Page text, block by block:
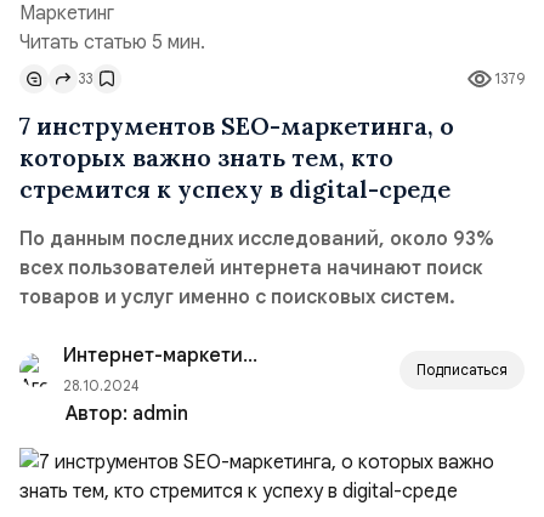
Маркетинг
Читать статью 5 мин.
1379
33
7 инструментов SEO-маркетинга, о
которых важно знать тем, кто
стремится к успеху в digital-среде
По данным последних исследований, около 93%
всех пользователей интернета начинают поиск
товаров и услуг именно с поисковых систем.
Интернет-маркетинг для...
28.10.2024
Подписаться
Автор: admin